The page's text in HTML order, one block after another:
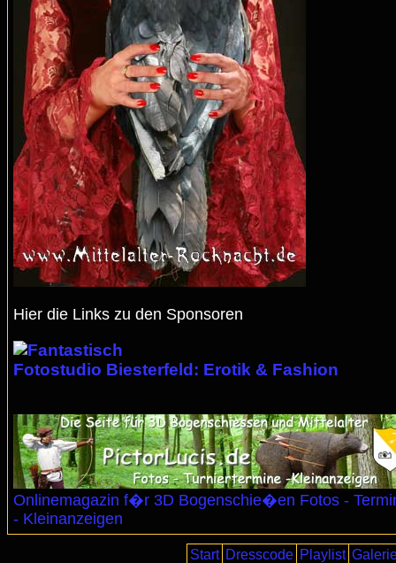
Hier die Links zu den Sponsoren
Fotostudio Biesterfeld: Erotik & Fashion
Onlinemagazin f�r 3D Bogenschie�en Fotos -
- Kleinanzeigen
Start Dresscode Playlist